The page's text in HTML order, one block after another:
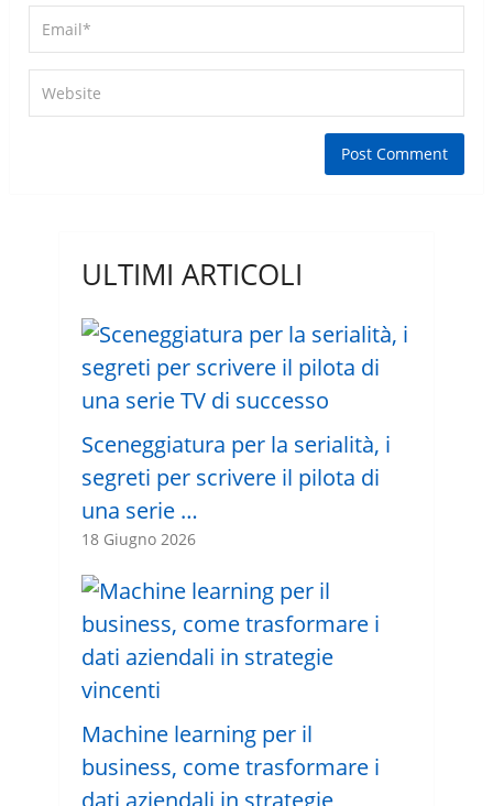
ULTIMI ARTICOLI
Sceneggiatura per la serialità, i
segreti per scrivere il pilota di
una serie …
18 Giugno 2026
Machine learning per il
business, come trasformare i
dati aziendali in strategie